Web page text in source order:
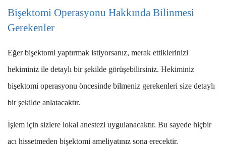
Bişektomi Operasyonu Hakkında Bilinmesi
Gerekenler
Eğer bişektomi yaptırmak istiyorsanız, merak ettiklerinizi
hekiminiz ile detaylı bir şekilde görüşebilirsiniz. Hekiminiz
bişektomi operasyonu öncesinde bilmeniz gerekenleri size detaylı
bir şekilde anlatacaktır.
İşlem için sizlere lokal anestezi uygulanacaktır. Bu sayede hiçbir
acı hissetmeden bişektomi ameliyatınız sona erecektir.